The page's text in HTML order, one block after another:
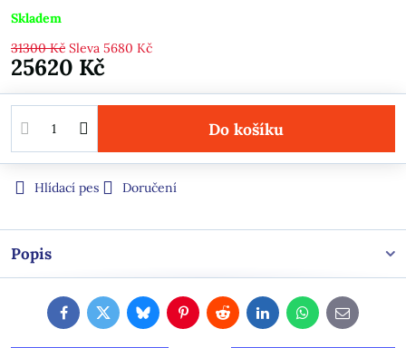
Skladem
31300 Kč Sleva 5680 Kč
25620 Kč
Do košíku
Hlídací pes Doručení
Popis
FacebookTwitterBlueskyPinterestRedditLinkedInWhatsApp
E-
mail